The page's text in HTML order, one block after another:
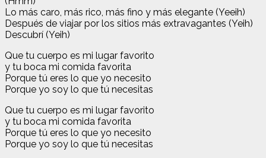
Lo más caro, más rico, más fino y más elegante (Yeeih)
Después de viajar por los sitios más extravagantes (Yeih)
Descubrí (Yeih)
Que tu cuerpo es mi lugar favorito
y tu boca mi comida favorita
Porque tú eres lo que yo necesito
Porque yo soy lo que tú necesitas
Que tu cuerpo es mi lugar favorito
y tu boca mi comida favorita
Porque tú eres lo que yo necesito
Porque yo soy lo que tú necesitas